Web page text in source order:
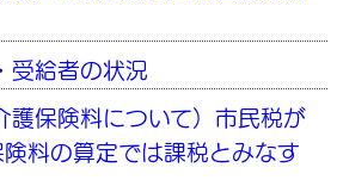
受給者の状況
護保険料について）市民税が
料の算定では課税とみなす